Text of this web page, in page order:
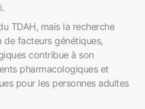
TDAH, mais la recherche
de facteurs génétiques,
contribue à son
pharmacologiques et
pour les personnes adultes